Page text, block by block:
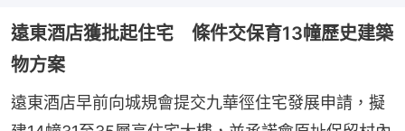
遠東酒店獲批起住宅 條件交保育13幢歷史建築
物方案
遠東酒店早前向城規會提交九華徑住宅發展申請，擬